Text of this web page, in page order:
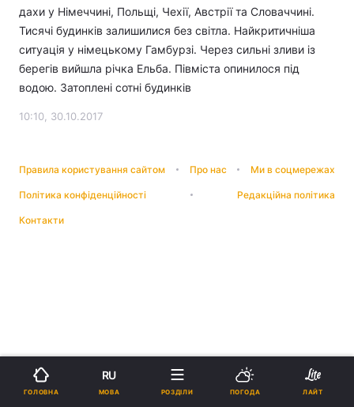
дахи у Німеччині, Польщі, Чехії, Австрії та Словаччині.
Тисячі будинків залишилися без світла. Найкритичніша
ситуація у німецькому Гамбурзі. Через сильні зливи із
берегів вийшла річка Ельба. Півміста опинилося під
водою. Затоплені сотні будинків
10:10, 30.10.2017
Правила користування сайтом Про нас Ми в соцмережах
Політика конфіденційності Редакційна політика
Контакти
ГОЛОВНА
RU
МОВА РОЗДІЛИ ПОГОДА ЛАЙТ